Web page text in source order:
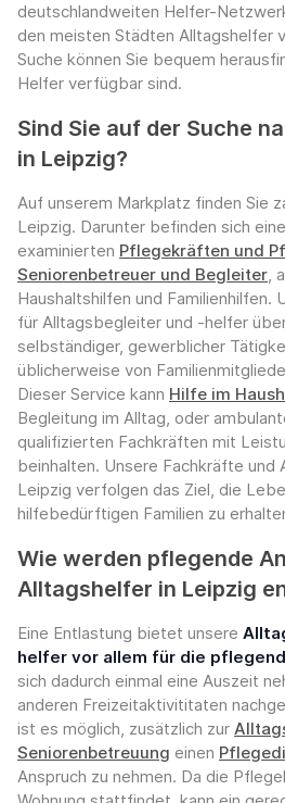
deutschlandweiten Helfer-
den meisten Städten Alltagshelfer
Suche können Sie bequem
Helfer verfügbar sind.
Sind Sie auf der Suche
in Leipzig?
Auf unserem Markplatz finden Sie
Leipzig. Darunter befinden sich
examinierten Pflegekräften und
Seniorenbetreuer und Begleiter,
Haushaltshilfen und Familienhilfen.
für Alltagsbegleiter und -helfer
selbständiger, gewerblicher
üblicherweise von
Dieser Service kann Hilfe im
Begleitung im Alltag, oder
qualifizierten Fachkräften mit
beinhalten. Unsere Fachkräfte und
Leipzig verfolgen das Ziel, die
hilfebedürftigen Familien zu
Wie werden pflegende
Alltagshelfer in Leipzig
Eine Entlastung bietet unsere
helfer vor allem für die
sich dadurch einmal eine Auszeit
anderen Freizeitaktivititaten
ist es möglich, zusätzlich zur
Seniorenbetreuung einen
Anspruch zu nehmen. Da die